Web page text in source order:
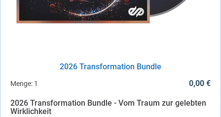
2026 Transformation Bundle
Menge: 1 0,00 €
2026 Transformation Bundle - Vom Traum zur gelebten
Wirklichkeit